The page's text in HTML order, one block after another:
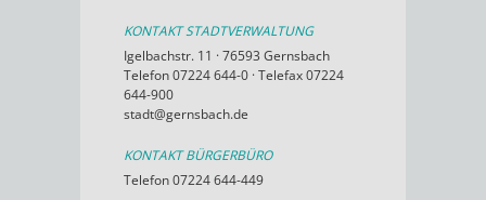
KONTAKT STADTVERWALTUNG
Igelbachstr. 11 · 76593 Gernsbach
Telefon 07224 644-0 · Telefax 07224
644-900
stadt@gernsbach.de
KONTAKT BÜRGERBÜRO
Telefon 07224 644-449